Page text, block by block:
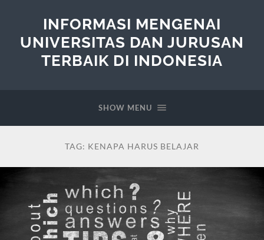
INFORMASI MENGENAI
UNIVERSITAS DAN JURUSAN
TERBAIK DI INDONESIA
SHOW MENU
TAG: KENAPA HARUS BELAJAR